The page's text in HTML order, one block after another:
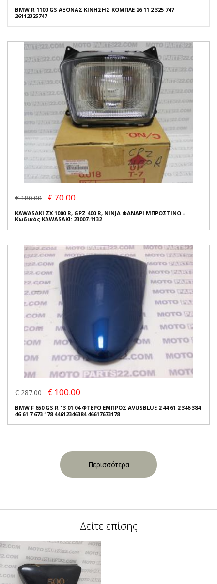
BMW R 1100 GS ΑΞΟΝΑΣ ΚΙΝΗΣΗΣ ΚΟΜΠΛΕ 26 11 2 325 747
26112325747
€ 180.00 € 70.00
KAWASAKI ZX 1000 R, GPZ 400 R, NINJA ΦΑΝΑΡΙ ΜΠΡΟΣΤΙΝΟ -
Κωδικός KAWASAKI: 23007-1132
€ 287.00 € 100.00
BMW F 650 GS R 13 01 04 ΦΤΕΡΟ ΕΜΠΡΟΣ AVUSBLUE 2 44 61 2 346 384
46 61 7 673 178 44612346384 46617673178
Περισσότερα
Δείτε επίσης